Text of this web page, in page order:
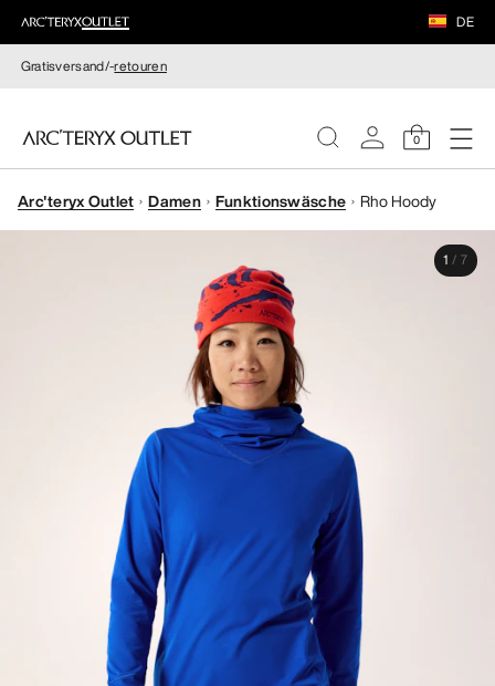
DE
Gratisversand/-retouren
0
DAMEN
Arc'teryx Outlet Damen Funktionswäsche Rho Hoody
1 / 7